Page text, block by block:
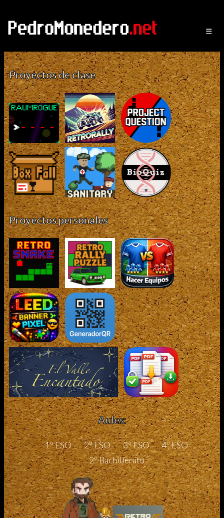
☰
Proyectos de clase
Proyectos personales
Aules:
1º ESO 2º ESO 3º ESO
4º ESO
2º Bachillerato